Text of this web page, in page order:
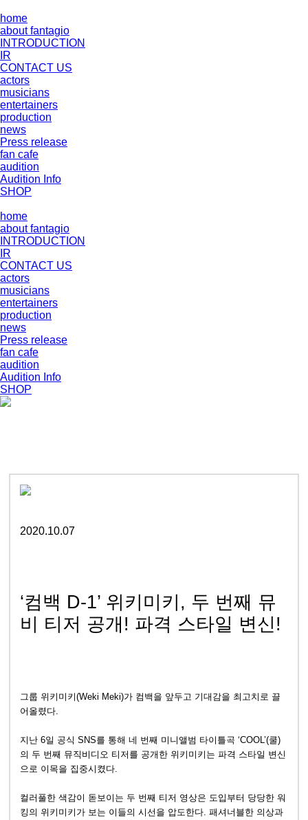
home
about fantagio
INTRODUCTION
IR
CONTACT US
actors
musicians
entertainers
production
news
Press release
fan cafe
audition
Audition Info
SHOP
home
about fantagio
INTRODUCTION
IR
CONTACT US
actors
musicians
entertainers
production
news
Press release
fan cafe
audition
Audition Info
SHOP
2020.10.07
‘컴백 D-1’ 위키미키, 두 번째 뮤
비 티저 공개! 파격 스타일 변신!
그룹 위키미키(Weki Meki)가 컴백을 앞두고 기대감을 최고치로 끌
어올렸다.
지난 6일 공식 SNS를 통해 네 번째 미니앨범 타이틀곡 ‘COOL’(쿨)
의 두 번째 뮤직비디오 티저를 공개한 위키미키는 파격 스타일 변신
으로 이목을 집중시켰다.
컬러풀한 색감이 돋보이는 두 번째 티저 영상은 도입부터 당당한 워
킹의 위키미키가 보는 이들의 시선을 압도한다. 패셔너블한 의상과